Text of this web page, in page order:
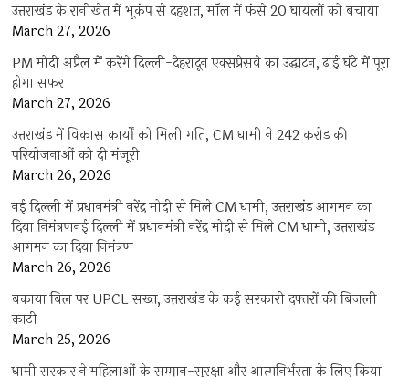
उत्तराखंड के रानीखेत में भूकंप से दहशत, मॉल में फंसे 20 घायलों को बचाया
March 27, 2026
PM मोदी अप्रैल में करेंगे दिल्ली-देहरादून एक्सप्रेसवे का उद्घाटन, ढाई घंटे में पूरा
होगा सफर
March 27, 2026
उत्तराखंड में विकास कार्यों को मिली गति, CM धामी ने 242 करोड़ की
परियोजनाओं को दी मंजूरी
March 26, 2026
नई दिल्ली में प्रधानमंत्री नरेंद्र मोदी से मिले CM धामी, उत्तराखंड आगमन का
दिया निमंत्रणनई दिल्ली में प्रधानमंत्री नरेंद्र मोदी से मिले CM धामी, उत्तराखंड
आगमन का दिया निमंत्रण
March 26, 2026
बकाया बिल पर UPCL सख्त, उत्तराखंड के कई सरकारी दफ्तरों की बिजली
काटी
March 25, 2026
धामी सरकार ने महिलाओं के सम्मान-सुरक्षा और आत्मनिर्भरता के लिए किया